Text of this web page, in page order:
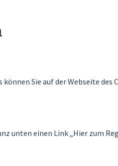
Sie auf der Webseite des
unten einen Link „Hier zum